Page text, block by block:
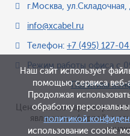
г.Москва,
info@xcabel.ru
Телефон: +7 (495) 127-
Режим работы офиса с
Политика
Цена и иные параметры
являются офертой, а
Наш сайт использует
помощью сервиса веб-
Продолжая
обработку
политикой
использование cookie